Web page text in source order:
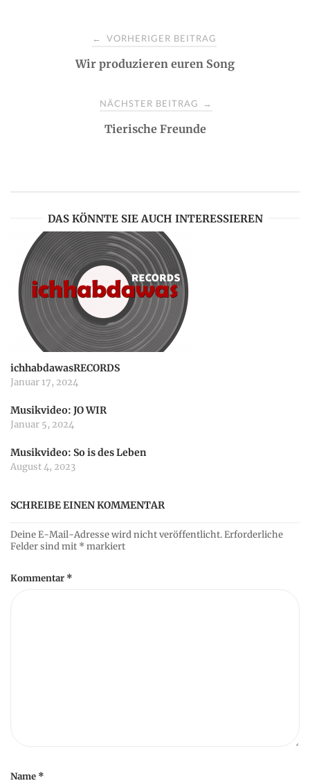
g
a
t
i
o
n
← VORHERIGER BEITRAG
Wir produzieren euren Song
NÄCHSTER BEITRAG →
Tierische Freunde
DAS KÖNNTE SIE AUCH INTERESSIEREN
ichhabdawasRECORDS
Januar 17, 2024
Musikvideo: JO WIR
Januar 5, 2024
Musikvideo: So is des Leben
August 4, 2023
SCHREIBE EINEN KOMMENTAR
Deine E-Mail-Adresse wird nicht veröffentlicht.Erforderliche
Felder sind mit * markiert
Kommentar *
Name *